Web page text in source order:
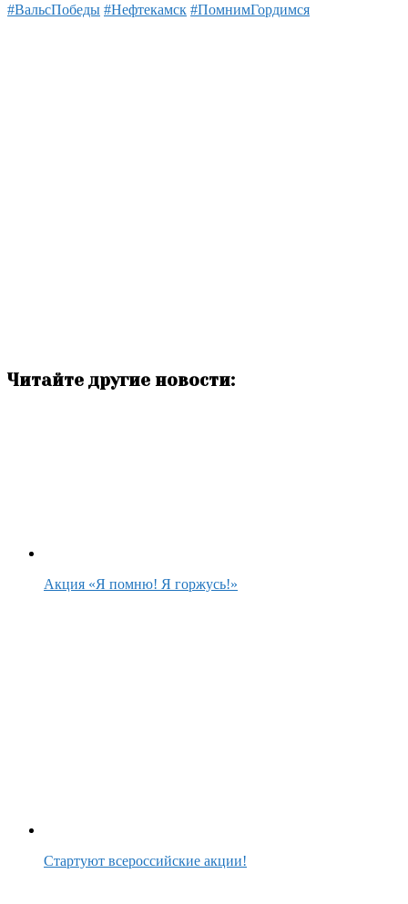
#ВальсПобеды #Нефтекамск #ПомнимГордимся
Читайте другие новости:
Акция «Я помню! Я горжусь!»
Стартуют всероссийские акции!